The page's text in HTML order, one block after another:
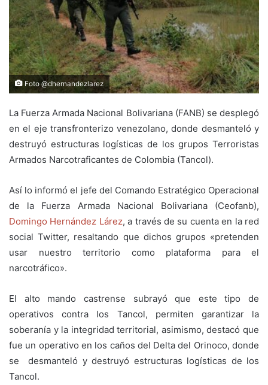
Foto @dhernandezlarez
La Fuerza Armada Nacional Bolivariana (FANB) se desplegó
en el eje transfronterizo venezolano, donde desmanteló y
destruyó estructuras logísticas de los grupos Terroristas
Armados Narcotraficantes de Colombia (Tancol).
Así lo informó el jefe del Comando Estratégico Operacional
de la Fuerza Armada Nacional Bolivariana (Ceofanb),
Domingo Hernández Lárez, a través de su cuenta en la red
social Twitter, resaltando que dichos grupos «pretenden
usar nuestro territorio como plataforma para el
narcotráfico».
El alto mando castrense subrayó que este tipo de
operativos contra los Tancol, permiten garantizar la
soberanía y la integridad territorial, asimismo, destacó que
fue un operativo en los caños del Delta del Orinoco, donde
se desmanteló y destruyó estructuras logísticas de los
Tancol.